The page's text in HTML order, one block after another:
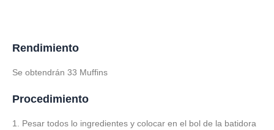
Rendimiento
Se obtendrán 33 Muffins
Procedimiento
1. Pesar todos lo ingredientes y colocar en el bol de la batidora